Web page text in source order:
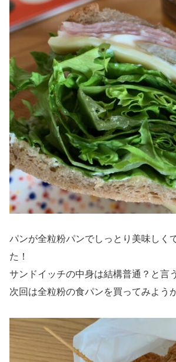
パンが全粒粉パンでしっとり美味しく
た！
サンドイッチの中身は結構普通？と言
次回は全粒粉の食パンを買ってみよう